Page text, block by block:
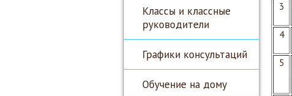
Классы и классные
руководители
Графики консультаций
Обучение на дому
3
4
5